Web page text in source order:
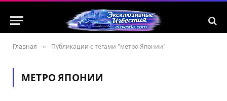
Главная » Публикации с тегами "метро Японии"
МЕТРО ЯПОНИИ